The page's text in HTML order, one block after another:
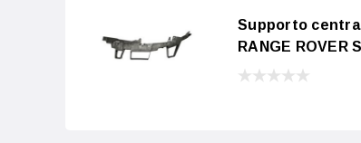
Supporto
RANGE ROVER